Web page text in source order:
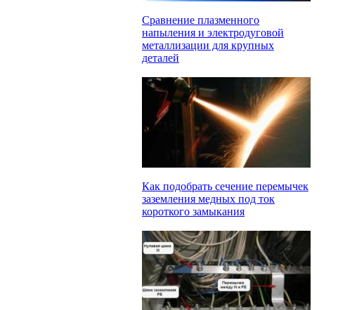
Сравнение плазменного
напыления и электродуговой
металлизации для крупных
деталей
Как подобрать сечение перемычек
заземления медных под ток
короткого замыкания